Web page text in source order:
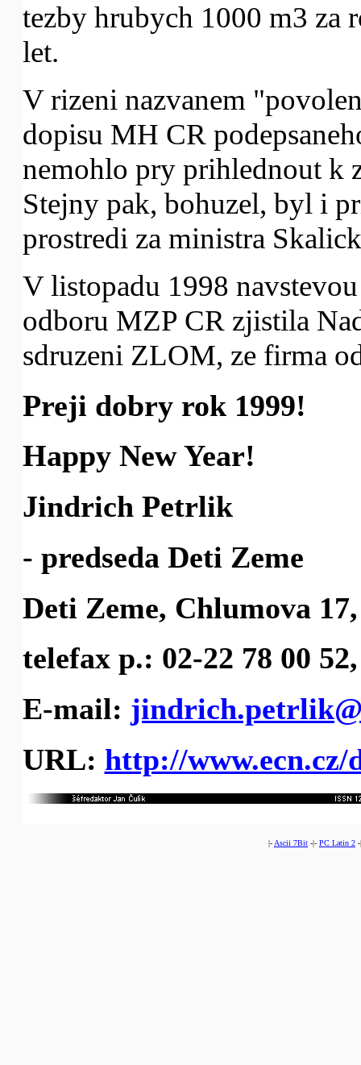
tezby hrubych 1000 m3 za
let.
V rizeni nazvanem
dopisu MH CR
nemohlo pry prihlednout k
Stejny pak, bohuzel, byl i
prostredi za ministra
V listopadu 1998
odboru MZP CR zjistila
sdruzeni ZLOM, ze firma
Preji dobry rok 1999!
Happy New Year!
Jindrich Petrlik
- predseda Deti Zeme
Deti Zeme, Chlumova
telefax p.: 02-22 78 00
E-mail:
URL: http://www.ecn.cz/
|- Ascii 7Bit -|- PC Latin 2